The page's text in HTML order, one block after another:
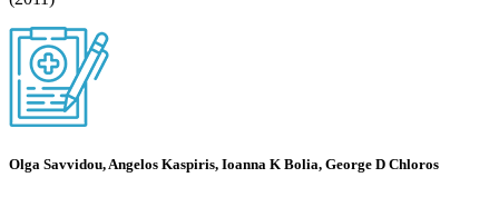
Olga Savvidou, Angelos Kaspiris, Ioanna K Bolia, George D Chloros